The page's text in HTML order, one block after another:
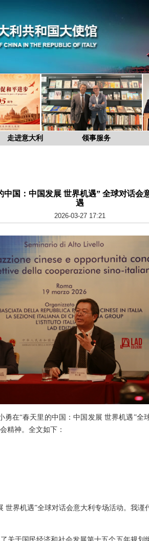
走进意大利 领事服务
中国：中国发展 世界机遇” 全球对话
遇
2026-03-27 17:21
勇在“春天里的中国：中国发展 世界机遇”
精神。全文如下：
世界机遇”全球对话会意大利专场活动。我
关于国民经济和社会发展第十五个五年规